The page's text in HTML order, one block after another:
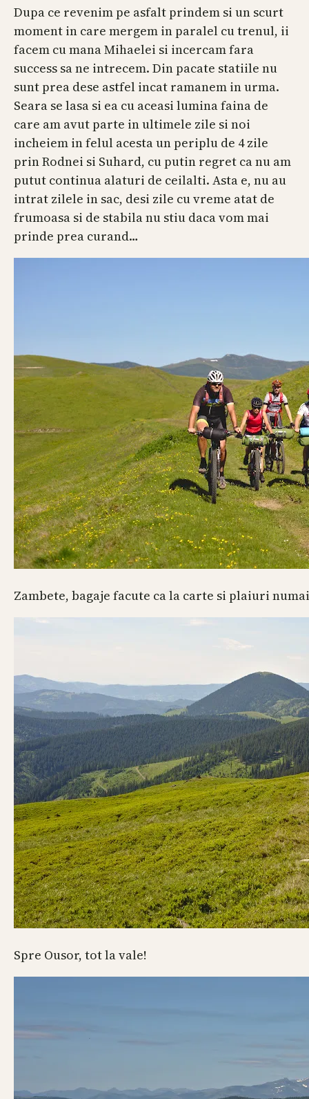
Dupa ce revenim pe asfalt prindem si un scurt
moment in care mergem in paralel cu trenul, ii
facem cu mana Mihaelei si incercam fara
success sa ne intrecem. Din pacate statiile nu
sunt prea dese astfel incat ramanem in urma.
Seara se lasa si ea cu aceasi lumina faina de
care am avut parte in ultimele zile si noi
incheiem in felul acesta un periplu de 4 zile
prin Rodnei si Suhard, cu putin regret ca nu am
putut continua alaturi de ceilalti. Asta e, nu au
intrat zilele in sac, desi zile cu vreme atat de
frumoasa si de stabila nu stiu daca vom mai
prinde prea curand…
Zambete, bagaje facute ca la carte si plaiuri
Spre Ousor, tot la vale!